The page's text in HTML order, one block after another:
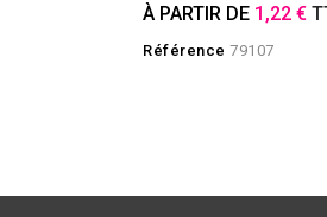
À PARTIR DE 1,22 €
Référence 79107